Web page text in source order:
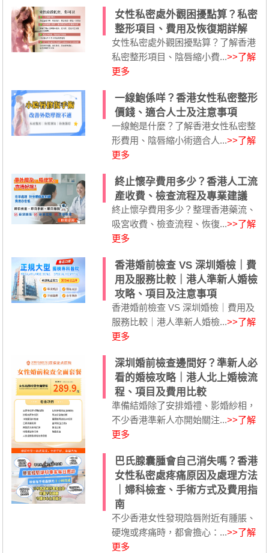
女性私密處外觀困擾點算？私密
整形項目、費用及恢復期詳解
女性私密處外觀困擾點算？了解香港
私密整形項目、陰唇縮小費...>>了解
更多
一線鮑係咩？香港女性私密整形
價錢、適合人士及注意事項
一線鮑是什麼？了解香港女性私密整
形費用、陰唇縮小術適合人...>>了解
更多
終止懷孕費用多少？香港人工流
產收費、檢查流程及專業建議
終止懷孕費用多少？整理香港藥流、
吸宮收費、檢查流程、恢復...>>了解
更多
香港婚前檢查 VS 深圳婚檢｜費
用及服務比較｜港人準新人婚檢
攻略、項目及注意事項
香港婚前檢查 VS 深圳婚檢｜費用及
服務比較｜港人準新人婚檢...>>了解
更多
深圳婚前檢查邊間好？準新人必
看的婚檢攻略｜港人北上婚檢流
程、項目及費用比較
準備結婚除了安排婚禮、影婚紗相，
不少香港準新人亦開始關注...>>了解
更多
巴氏腺囊腫會自己消失嗎？香港
女性私密處疼痛原因及處理方法
｜婦科檢查、手術方式及費用指
南
不少香港女性發現陰唇附近有腫脹、
硬塊或疼痛時，都會擔心：...>>了解
更多